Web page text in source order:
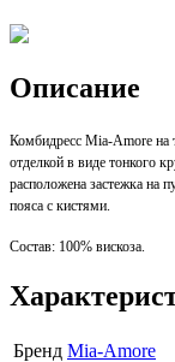
Описание
Комбидресс Mia-Amore на
отделкой в виде тонкого
расположена застежка на
пояса с кистями.
Состав: 100% вискоза.
Бренд Mia-Amore